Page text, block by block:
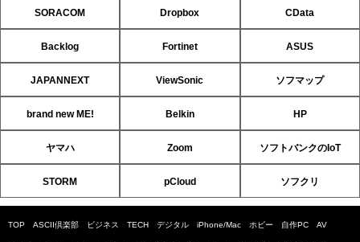
SORACOM Dropbox CData
Backlog Fortinet ASUS
JAPANNEXT ViewSonic ソフマップ
brand new ME! Belkin HP
ヤマハ Zoom ソフトバンクのIoT
STORM pCloud ソフクリ
TOP ASCII倶楽部 ビジネス TECH デジタル iPhone/Mac ホビー 自作PC AV